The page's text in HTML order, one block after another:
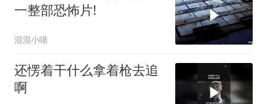
一整部恐怖片!
混混小喵
还愣着干什么拿着枪去追
啊